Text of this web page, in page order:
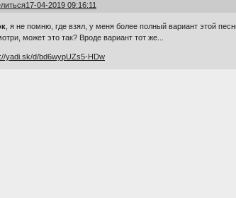
17-04-2019 09:16:11
, я не помню, где взял, у меня более полный вариант этой
может это так? Вроде вариант тот же...
yadi.sk/d/bd6wypUZs5-HDw